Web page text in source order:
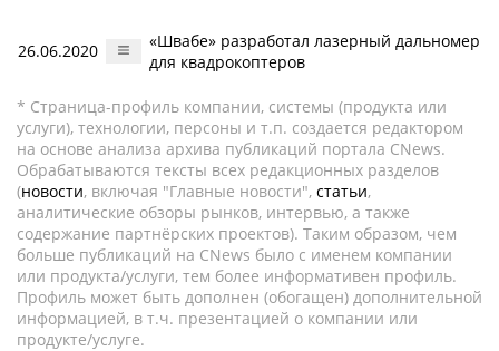
26.06.2020
«Швабе» разработал лазерный дальномер
для квадрокоптеров
* Страница-профиль компании, системы (продукта или
услуги), технологии, персоны и т.п. создается редактором
на основе анализа архива публикаций портала CNews.
Обрабатываются тексты всех редакционных разделов
(новости, включая "Главные новости", статьи,
аналитические обзоры рынков, интервью, а также
содержание партнёрских проектов). Таким образом, чем
больше публикаций на CNews было с именем компании
или продукта/услуги, тем более информативен профиль.
Профиль может быть дополнен (обогащен) дополнительной
информацией, в т.ч. презентацией о компании или
продукте/услуге.